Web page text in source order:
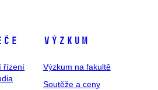
řízení
Výzkum
Výzkum na fakultě
Soutěže a ceny